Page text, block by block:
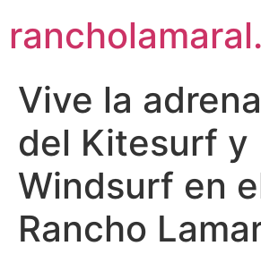
Vive la
del Kitesurf y
Windsurf en
Rancho